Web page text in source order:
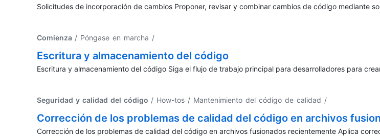
Solicitudes de incorporación de cambios Proponer, revisar y combinar cambios de código mediante
Comienza / Póngase en marcha /
Escritura y almacenamiento del código
Escritura y almacenamiento del código Siga el flujo de trabajo principal para desarrolladores para
Seguridad y calidad del código / How-tos / Mantenimiento del código de calidad /
Corrección de los problemas de calidad del código en archivos
Corrección de los problemas de calidad del código en archivos fusionados recientemente Aplica